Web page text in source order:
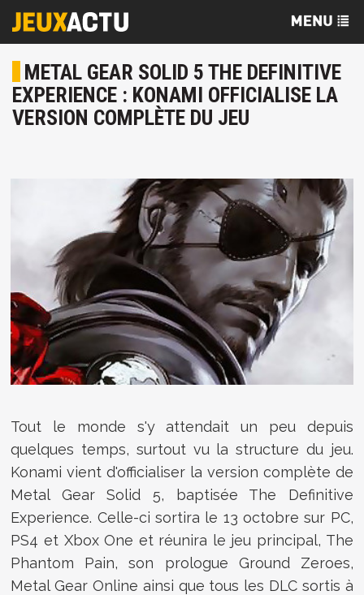
METAL GEAR SOLID 5 THE DEFINITIVE
EXPERIENCE : KONAMI OFFICIALISE LA
VERSION COMPLÈTE DU JEU
Tout le monde s'y attendait un peu depuis
quelques temps, surtout vu la structure du jeu.
Konami vient d'officialiser la version complète de
Metal Gear Solid 5, baptisée The Definitive
Experience. Celle-ci sortira le 13 octobre sur PC,
PS4 et Xbox One et réunira le jeu principal, The
Phantom Pain, son prologue Ground Zeroes,
Metal Gear Online ainsi que tous les DLC sortis à